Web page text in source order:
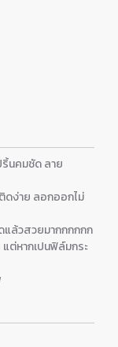
นคมชัด ลาย
ดง่าย ลอกออกไม่
แล้วสวยมากกกกกก
ต่หากเปนฟิล์มกระ